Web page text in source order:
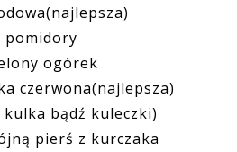
pomidory
ogórek
czerwona(najlepsza)
bądź kuleczki)
pierś z kurczaka